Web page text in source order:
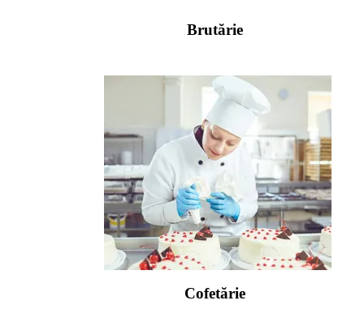
Brutărie
Cofetărie